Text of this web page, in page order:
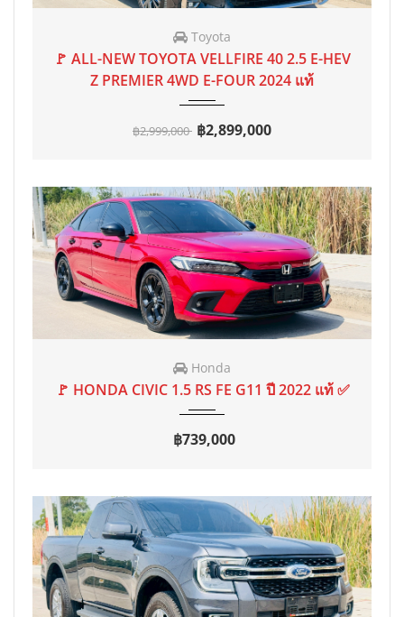
AT 55,200 mi
Toyota
🚩 ALL-NEW TOYOTA VELLFIRE 40 2.5 E-HEV
Z PREMIER 4WD E-FOUR 2024 แท้
฿2,999,000 ฿2,899,000
Honda
🚩 HONDA CIVIC 1.5 RS FE G11 ปี 2022 แท้ ✅
฿739,000